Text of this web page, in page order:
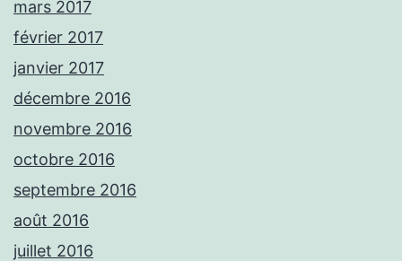
mars 2017
février 2017
janvier 2017
décembre 2016
novembre 2016
octobre 2016
septembre 2016
août 2016
juillet 2016